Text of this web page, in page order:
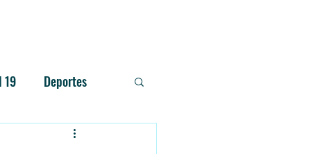
19 Deportes